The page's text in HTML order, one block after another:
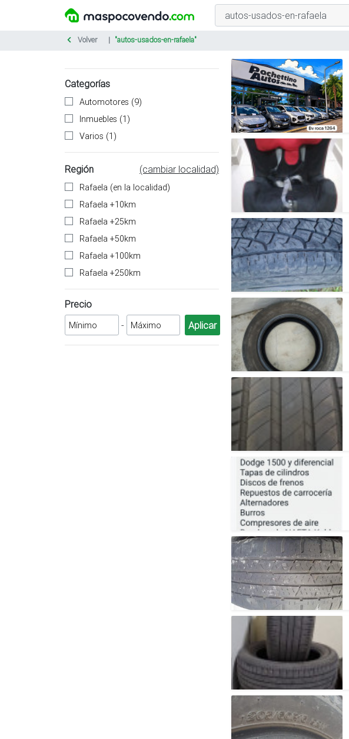
Volver "autos-usados-en-rafaela"
Categorías
Automotores (9)
Inmuebles (1)
Varios (1)
Región (cambiar localidad)
Rafaela (en la localidad)
Rafaela +10km
Rafaela +25km
Rafaela +50km
Rafaela +100km
Rafaela +250km
Precio
-
Aplicar